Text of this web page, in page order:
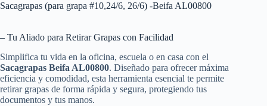
Sacagrapas (para grapa #10,24/6, 26/6) -Beifa AL00800
– Tu Aliado para Retirar Grapas con Facilidad
Simplifica tu vida en la oficina, escuela o en casa con el
Sacagrapas Beifa AL00800. Diseñado para ofrecer máxima
eficiencia y comodidad, esta herramienta esencial te permite
retirar grapas de forma rápida y segura, protegiendo tus
documentos y tus manos.